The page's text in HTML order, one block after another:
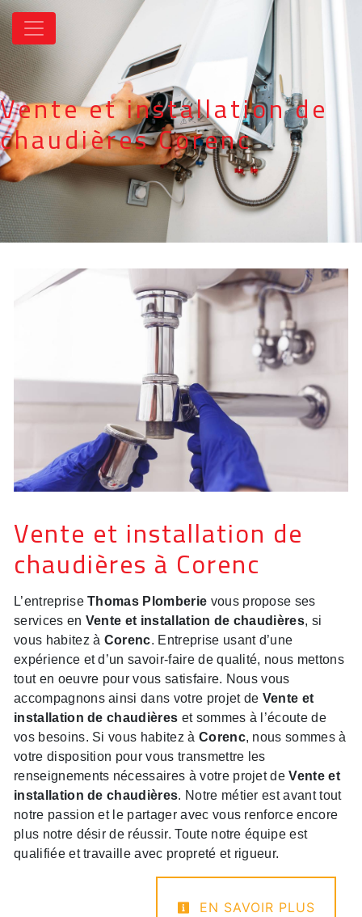
Panneau de gestion des cookies
Vente et installation de
chaudières Corenc
Vente et installation de
chaudières à Corenc
L’entrepriseThomas Plomberie vous propose ses
services en Vente et installation de chaudières, si
vous habitez à Corenc. Entreprise usant d’une
expérience et d’un savoir-faire de qualité, nous mettons
tout en oeuvre pour vous satisfaire. Nous vous
accompagnons ainsi dans votre projet de Vente et
installation de chaudières et sommes à l’écoute de
vos besoins. Si vous habitez à Corenc, nous sommes à
votre disposition pour vous transmettre les
renseignements nécessaires à votre projet deVente et
installation de chaudières. Notre métier est avant tout
notre passion et le partager avec vous renforce encore
plus notre désir de réussir. Toute notre équipe est
qualifiée et travaille avec propreté et rigueur.
EN SAVOIR PLUS